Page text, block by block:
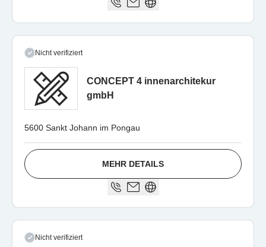
Nicht verifiziert
CONCEPT 4 innenarchitekur
gmbH
5600 Sankt Johann im Pongau
MEHR DETAILS
Nicht verifiziert